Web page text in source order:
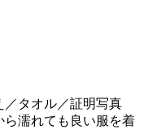
／タオル／証明写真
濡れても良い服を着